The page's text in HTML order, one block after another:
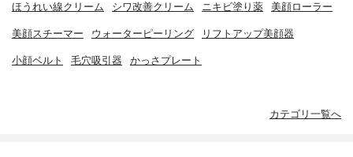
ほうれい線クリーム シワ改善クリーム ニキビ塗り薬 美顔ローラー
美顔スチーマー ウォーターピーリング リフトアップ美顔器
小顔ベルト 毛穴吸引器 かっさプレート
カテゴリ一覧へ